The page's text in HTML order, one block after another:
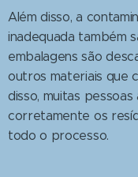
Além disso, a
inadequada também
embalagens são
outros materiais que
disso, muitas
corretamente os
todo o processo.